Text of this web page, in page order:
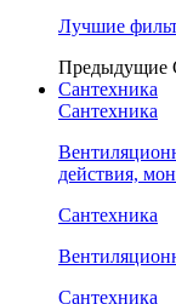
Лучшие
Предыдущие
Сантехника
Сантехника
действия,
Сантехника
Сантехника